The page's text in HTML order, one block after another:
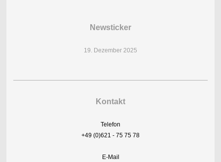
Newsticker
19. Dezember 2025
Kontakt
Telefon
+49 (0)621 - 75 75 78
E-Mail